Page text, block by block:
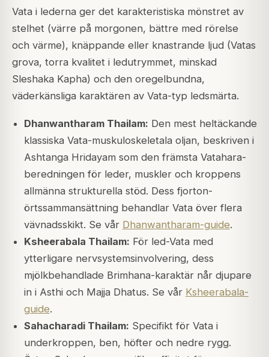
Vata i lederna ger det karakteristiska mönstret av
stelhet (värre på morgonen, bättre med rörelse
och värme), knäppande eller knastrande ljud (Vatas
grova, torra kvalitet i ledutrymmet, minskad
Sleshaka Kapha) och den oregelbundna,
väderkänsliga karaktären av Vata-typ ledsmärta.
Dhanwantharam Thailam: Den mest heltäckande
klassiska Vata-muskuloskeletala oljan, beskriven i
Ashtanga Hridayam som den främsta Vatahara-
beredningen för leder, muskler och kroppens
allmänna strukturella stöd. Dess fjorton-
örtssammansättning behandlar Vata över flera
vävnadsskikt. Se vår Dhanwantharam-guide.
Ksheerabala Thailam: För led-Vata med
ytterligare nervsystemsinvolvering, dess
mjölkbehandlade Brimhana-karaktär når djupare
in i Asthi och Majja Dhatus. Se vår Ksheerabala-
guide.
Sahacharadi Thailam: Specifikt för Vata i
underkroppen, ben, höfter och nedre rygg.